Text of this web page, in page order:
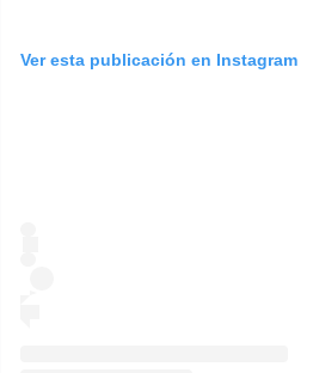
Ver esta publicación en Instagram